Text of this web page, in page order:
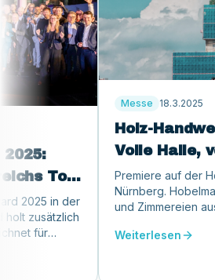
Top
2025 in der
zusätzlich
für
Messe 18.3.2025
Holz-
Volle Halle,
Premiere auf der
Nürnberg.
und Zimmereien
Software für ihre
Weiterlesen